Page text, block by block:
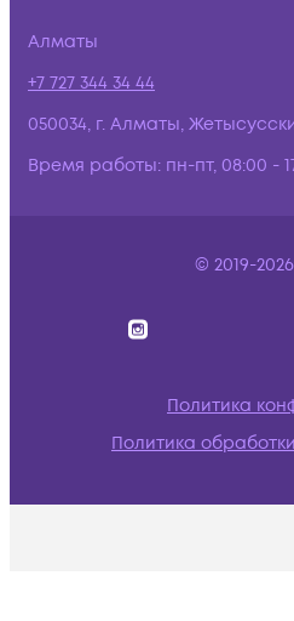
Алматы
+7 727 344 34 44
050034, г. Алматы,
Время работы: пн-пт, 08:00 -
© 2019-
Политика
Политика